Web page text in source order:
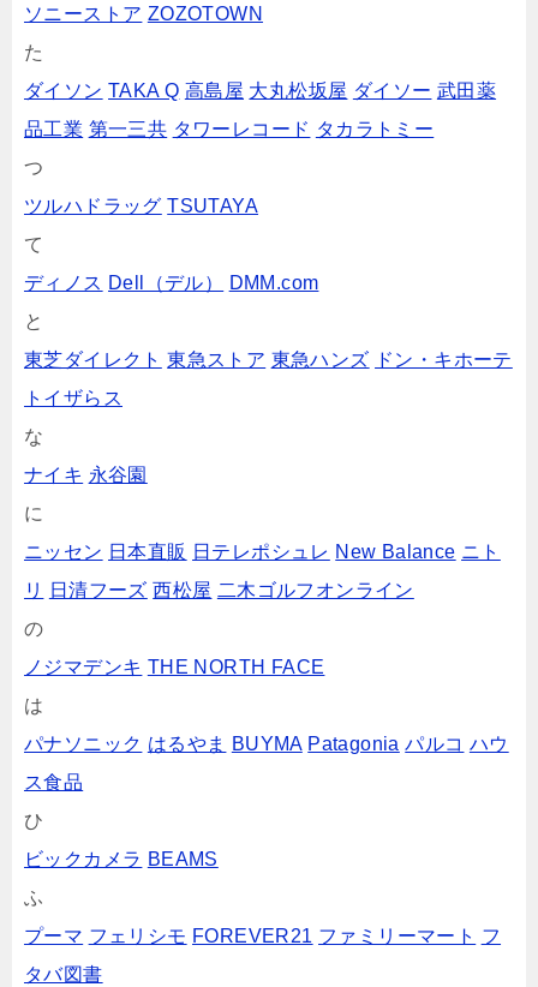
ソニーストア ZOZOTOWN
た
ダイソン TAKA Q 高島屋 大丸松坂屋 ダイソー 武田薬
品工業 第一三共 タワーレコード タカラトミー
つ
ツルハドラッグ TSUTAYA
て
ディノス Dell（デル）
DMM.com
と
東芝ダイレクト 東急ストア 東急ハンズ ドン・キホーテ
トイザらス
な
ナイキ 永谷園
に
ニッセン 日本直販 日テレポシュレ New Balance ニト
リ
日清フーズ 西松屋 二木ゴルフオンライン
の
ノジマデンキ THE NORTH FACE
は
パナソニック はるやま BUYMA Patagonia パルコ ハウ
ス食品
ひ
ビックカメラ BEAMS
ふ
プーマ フェリシモ FOREVER21 ファミリーマート フ
タバ図書